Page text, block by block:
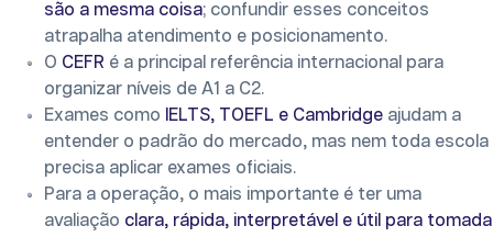
são a mesma coisa; confundir esses conceitos
atrapalha atendimento e posicionamento.
O CEFR é a principal referência internacional para
organizar níveis de A1 a C2.
Exames como IELTS, TOEFL e Cambridge ajudam a
entender o padrão do mercado, mas nem toda escola
precisa aplicar exames oficiais.
Para a operação, o mais importante é ter uma
avaliação clara, rápida, interpretável e útil para tomada